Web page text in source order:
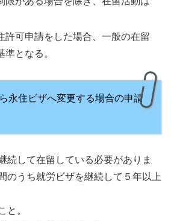
許可申請をした場合、一般の在留
となる。
永住ビザへ変更する場合の申請
続して在留している必要がありま
のうち就労ビザを継続して５年以上
と。